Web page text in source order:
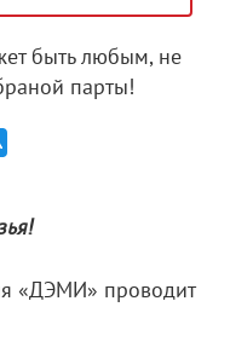
быть любым, не
парты!
«ДЭМИ» проводит